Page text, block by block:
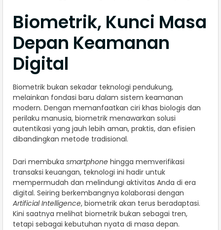
Biometrik, Kunci Masa
Depan Keamanan
Digital
Biometrik bukan sekadar teknologi pendukung,
melainkan fondasi baru dalam sistem keamanan
modern. Dengan memanfaatkan ciri khas biologis dan
perilaku manusia, biometrik menawarkan solusi
autentikasi yang jauh lebih aman, praktis, dan efisien
dibandingkan metode tradisional.
Dari membuka smartphone hingga memverifikasi
transaksi keuangan, teknologi ini hadir untuk
mempermudah dan melindungi aktivitas Anda di era
digital. Seiring berkembangnya kolaborasi dengan
Artificial Intelligence, biometrik akan terus beradaptasi.
Kini saatnya melihat biometrik bukan sebagai tren,
tetapi sebagai kebutuhan nyata di masa depan.